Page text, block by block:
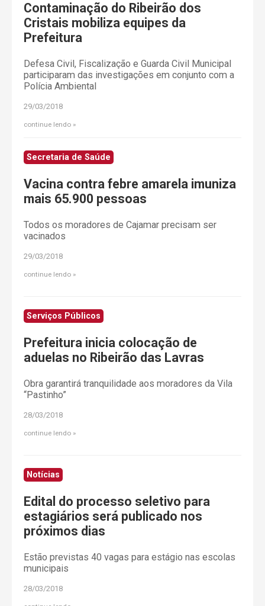
Contaminação do Ribeirão dos
Cristais mobiliza equipes da
Prefeitura
Defesa Civil, Fiscalização e Guarda Civil Municipal
participaram das investigações em conjunto com a
Polícia Ambiental
29/03/2018
continue lendo
Secretaria de Saúde
Vacina contra febre amarela imuniza
mais 65.900 pessoas
Todos os moradores de Cajamar precisam ser
vacinados
29/03/2018
continue lendo
Serviços Públicos
Prefeitura inicia colocação de
aduelas no Ribeirão das Lavras
Obra garantirá tranquilidade aos moradores da Vila
“Pastinho”
28/03/2018
continue lendo
Notícias
Edital do processo seletivo para
estagiários será publicado nos
próximos dias
Estão previstas 40 vagas para estágio nas escolas
municipais
28/03/2018